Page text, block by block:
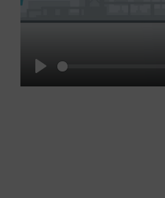
Play